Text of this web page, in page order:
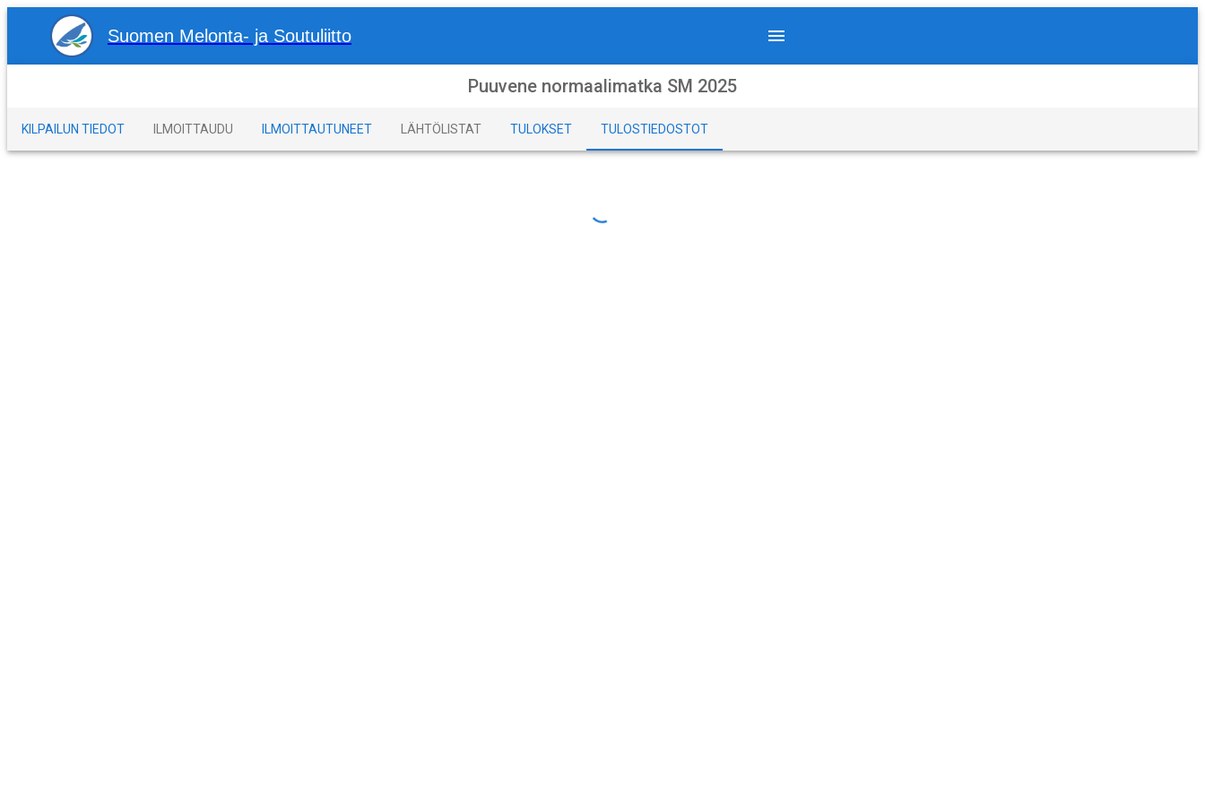
Suomen Melonta- ja Soutuliitto
Puuvene normaalimatka SM 2025
KILPAILUN TIEDOT ILMOITTAUDU ILMOITTAUTUNEET LÄHTÖLISTAT TULOKSET TULOSTIEDOSTOT